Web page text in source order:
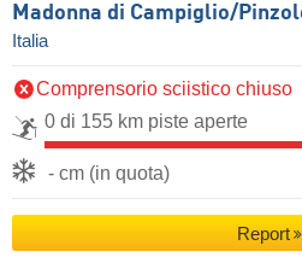
Madonna di Campiglio/​
Italia
Comprensorio sciistico chiuso
0 di 155 km piste aperte
- cm (in quota)
Report